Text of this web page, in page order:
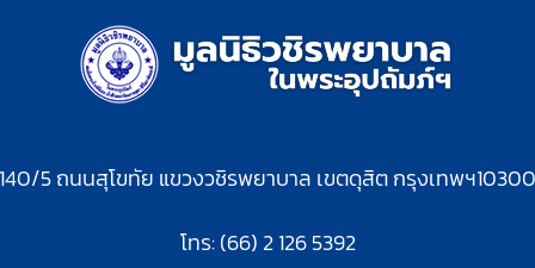
140/5 ถนนสุโขทัย แขวงวชิรพยาบาล เขตดุสิต กรุงเทพฯ10300
โทร: (66) 2 126 5392